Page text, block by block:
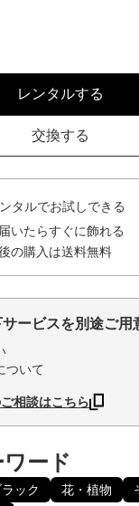
レンタルする
交換する
タルでお試しできる
いたらすぐに飾れる
の購入は送料無料
ービスを別途ご用
ついて
相談はこちら
ード
ック 花・植物